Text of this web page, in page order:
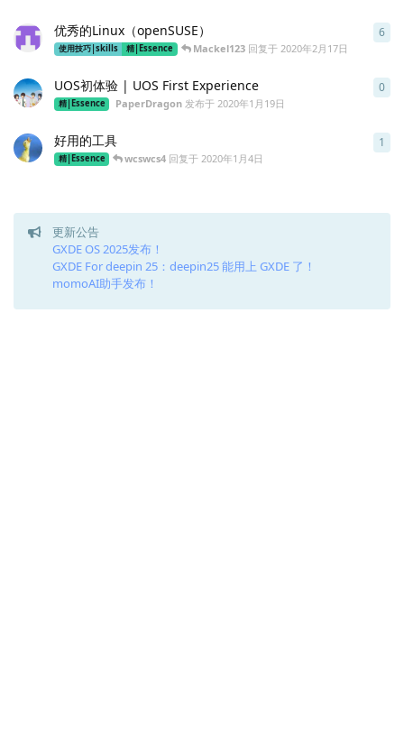
优秀的Linux（openSUSE）
使用技巧|skills 精|Essence Mackel123回复于 2020年2月17日
6
UOS初体验 | UOS First Experience
精|Essence PaperDragon 发布于2020年1月19日
0
好用的工具
精|Essence wcswcs4 回复于2020年1月4日
1
更新公告
GXDE OS 2025发布！
GXDE For deepin 25：deepin25 能用上 GXDE 了！
momoAI助手发布！